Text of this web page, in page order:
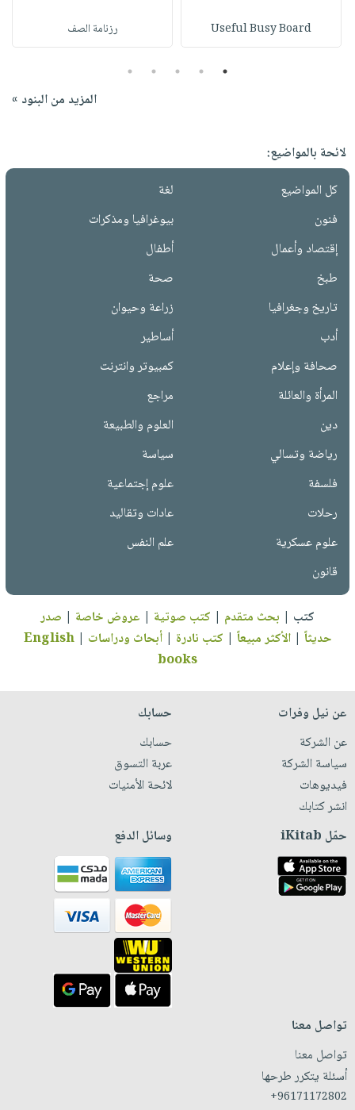
Useful Busy Board رزنامة الصف
1
2
3
4
5
المزيد من البنود »
لائحة بالمواضيع:
كل المواضيع
لغة
فنون
بيوغرافيا ومذكرات
إقتصاد وأعمال
أطفال
طبخ
صحة
تاريخ وجغرافيا
زراعة وحيوان
أدب
أساطير
صحافة وإعلام
كمبيوتر وانترنت
المرأة والعائلة
مراجع
دين
العلوم والطبيعة
رياضة وتسالي
سياسة
فلسفة
علوم إجتماعية
رحلات
عادات وتقاليد
علوم عسكرية
علم النفس
قانون
كتب | بحث متقدم | كتب صوتية | عروض خاصة | صدر
حديثاً |الأكثر مبيعاً | كتب نادرة |أبحاث ودراسات |
English
books
عن نيل وفرات
عن الشركة
سياسة الشركة
فيديوهات
انشر كتابك
حسابك
حسابك
عربة التسوق
لائحة الأمنيات
حمّل iKitab وسائل الدفع
تواصل معنا
تواصل معنا
أسئلة يتكرر طرحها
+96171172802